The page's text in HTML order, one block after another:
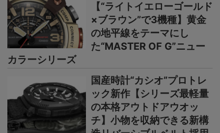
【“ライトイエローゴールド
×ブラウン”で3機種】黄金
の地平線をテーマにし
た“MASTER OF G”ニュー
カラーシリーズ
国産時計“カシオ”プロトレ
ック新作【シリーズ最軽量
の本格アウトドアウオッ
チ】小物を収納できる新構